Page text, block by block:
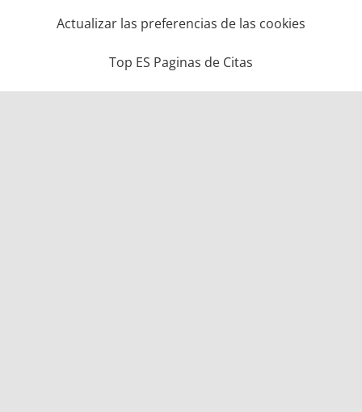
Actualizar las preferencias de las cookies
Top ES Paginas de Citas